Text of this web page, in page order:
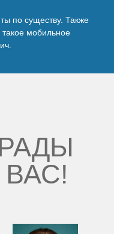
по существу. Также
мобильное